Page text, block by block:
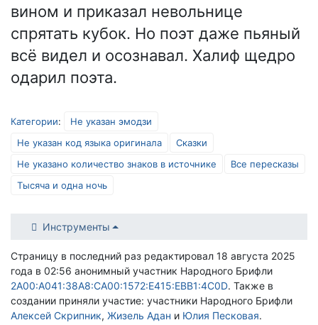
вином и приказал невольнице
спрятать кубок. Но поэт даже пьяный
всё видел и осознавал. Халиф щедро
одарил поэта.
Категории:
Не указан эмодзи
Не указан код языка оригинала
Сказки
Не указано количество знаков в источнике
Все пересказы
Тысяча и одна ночь
Инструменты
Страницу в последний раз редактировал 18 августа 2025
года в 02:56 анонимный участник Народного Брифли
2A00:A041:38A8:CA00:1572:E415:EBB1:4C0D. Также в
создании приняли участие: участники Народного Брифли
Алексей Скрипник, Жизель Адан и Юлия Песковая.